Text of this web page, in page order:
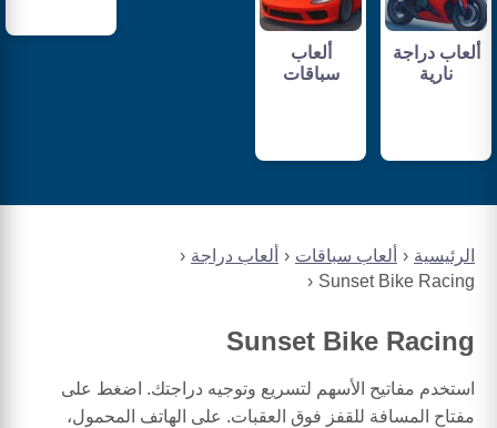
الرئيسية ألعاب سباقات
ألعاب دراجة
Sunset Bike Racing
Sunset Bike Racing
استخدم مفاتيح الأسهم لتسريع وتوجيه دراجتك. اضغط على
مفتاح المسافة للقفز فوق العقبات. على الهاتف المحمول،
ألعاب دراجة
نارية
ألعاب
سباقات